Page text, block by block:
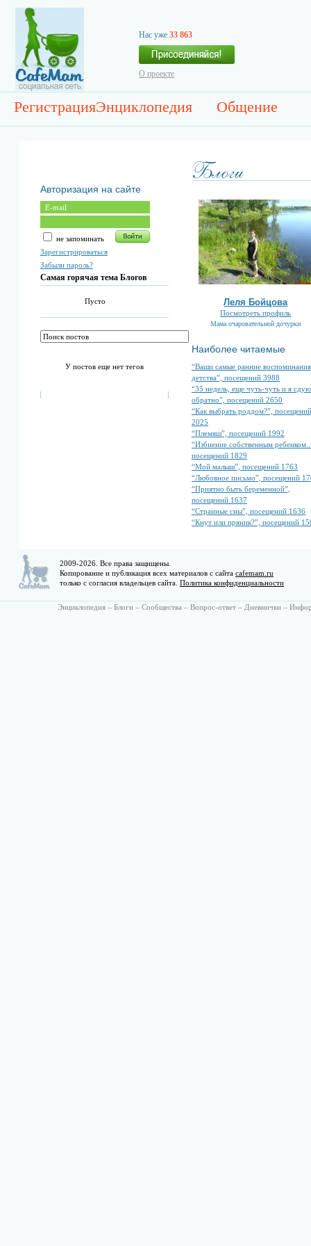
Нас уже 33 863
О проекте
РегистрацияЭнциклопедия Общение
Авторизация на сайте
не запоминать
Зарегистрироваться
Забыли пароль?
Самая горячая тема Блогов
Пусто
У постов еще нет тегов
Леля Бойцова
Посмотреть профиль
Мама очаровательной дочурки
Наиболее читаемые
“Ваши самые ранние
детства”, посещений 3988
“35 недель, еще чуть-чуть и я
обратно”, посещений 2650
“Как выбрать роддом?”, посещений
2025
“Племяш”, посещений 1992
“Избиение собственным
посещений 1829
“Мой малыш”, посещений 1763
“Любовное письмо”, посещений
“Приятно быть беременной”,
посещений 1637
“Странные сны”, посещений 1636
“Кнут или пряник?”, посещений
2009-2026. Все права защищены.
Копирование и публикация всех материалов с сайта cafemam.ru
только с согласия владельцев сайта. Политика конфиденциальности
Энциклопедия – Блоги – Сообщества – Вопрос-ответ – Дневнички –